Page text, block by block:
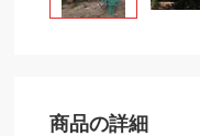
商品の詳細